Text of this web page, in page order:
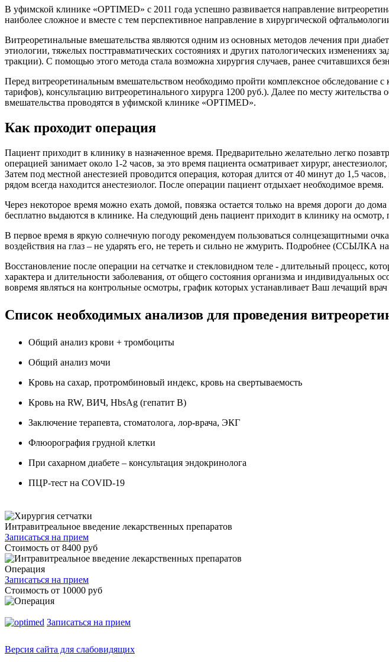
В уфимской клинике «OPTIMED» с 2011 года успешно развивается направление
наиболее сложное и вместе с тем перспективное направление в хирургической
Витреоретинальные вмешательства являются одним из основных методов лечения при
этиологии, тяжелых посттравматических состояниях и других патологических изменениях
тракции). С помощью этого метода стала возможна хирургия случаев, ранее считавшихся
Перед витреоретинальным вмешательством необходимо пройти комплексное обследование
тарифов), консультацию витреоретинального хирурга 1200 руб.). Далее по месту
вмешательства проводятся в уфимской клинике «OPTIMED».
Как проходит операция
Пациент приходит в клинику в назначенное время. Предварительно желательно легко
операцией занимает около 1-2 часов, за это время пациента осматривает хирург,
Затем под местной анестезией проводится операция, которая длится от 40 минут до 1,5
рядом всегда находится анестезиолог. После операции пациент отдыхает необходимое время.
Через некоторое время можно ехать домой, повязка остается только на время дороги до
бесплатно выдаются в клинике. На следующий день пациент приходит в клинику на осмотр,
В первое время в яркую солнечную погоду рекомендуем пользоваться солнцезащитными
воздействия на глаз – не ударять его, не тереть и сильно не жмурить. Подробнее (ССЫЛКА
Восстановление после операции на сетчатке и стекловидном теле - длительный процесс,
характера и длительности заболевания, от общего состояния организма и индивидуальных
вовремя являться на контрольные осмотры, график которых устанавливает Ваш лечащий
Список необходимых анализов для проведения
Общий анализ крови + тромбоциты
Общий анализ мочи
Кровь на сахар, протромбиновый индекс, кровь на свертываемость
Кровь на RW, ВИЧ, HbsAg (гепатит В)
Заключение терапевта, стоматолога, лор-врача, ЭКГ
Флюорография грудной клетки
При сахарном диабете – консультация эндокринолога
ПЦР-тест на COVID-19
Интравитреальное введение лекарственных препаратов
Записаться на прием
Стоимость от 8400 руб
Операция
Записаться на прием
Стоимость от 10000 руб
Записаться на прием
Версия сайта для слабовидящих